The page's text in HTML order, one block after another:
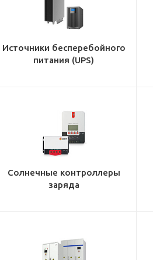
Источники бесперебойного
питания (UPS)
Солнечные контроллеры
заряда